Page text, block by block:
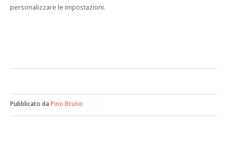
personalizzare le impostazioni.
Pubblicato da Pino Bruno